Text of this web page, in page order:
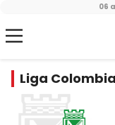
06
Liga